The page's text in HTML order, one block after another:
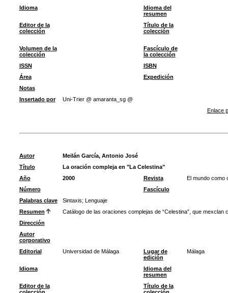
Idioma
Idioma del
resumen
Editor de la
colección
Título de la
colección
Volumen de la
colección
Fascículo de
la colección
ISSN
ISBN
Área
Expedición
Notas
Insertado por
Uni-Trier @ amaranta_sg @
Enlace
Autor
Meilán García, Antonio José
Título
La oración compleja en "La Celestina"
Año
2000 Revista
El mundo como
Número
Fascículo
Palabras clave
Sintaxis; Lenguaje
Resumen
Catálogo de las oraciones complejas de “Celestina”, que
Dirección
Autor
corporativo
Editorial
Universidad de Málaga
Lugar de
edición
Málaga
Idioma
Idioma del
resumen
Editor de la
Título de la